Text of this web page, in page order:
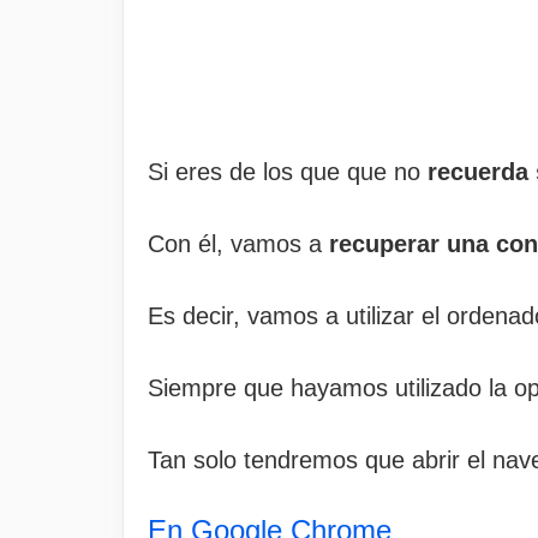
Si eres de los que que no recuerda
Con él, vamos a recuperar una
Es decir, vamos a utilizar el
Siempre que hayamos utilizado la
Tan solo tendremos que abrir el
En Google Chrome